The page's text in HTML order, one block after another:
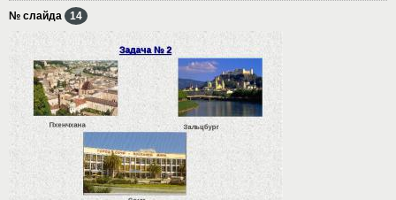
№ слайда 14